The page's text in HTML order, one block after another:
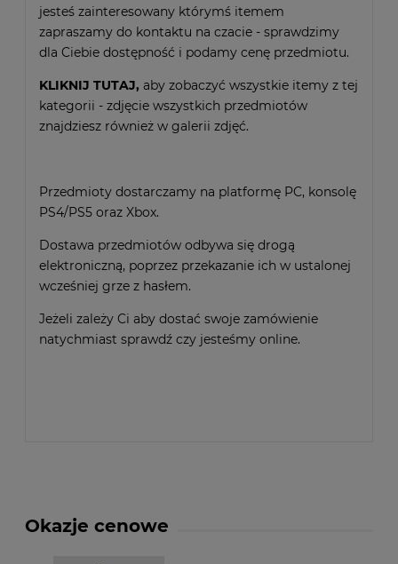
jesteś zainteresowany którymś itemem
zapraszamy do kontaktu na czacie - sprawdzimy
dla Ciebie dostępność i podamy cenę przedmiotu.
KLIKNIJ TUTAJ, aby zobaczyć wszystkie itemy z tej
kategorii - zdjęcie wszystkich przedmiotów
znajdziesz również w galerii zdjęć.
Przedmioty dostarczamy na platformę PC, konsolę
PS4/PS5 oraz Xbox.
Dostawa przedmiotów odbywa się drogą
elektroniczną, poprzez przekazanie ich w ustalonej
wcześniej grze z hasłem.
Jeżeli zależy Ci aby dostać swoje zamówienie
natychmiast sprawdź czy jesteśmy online.
Okazje cenowe